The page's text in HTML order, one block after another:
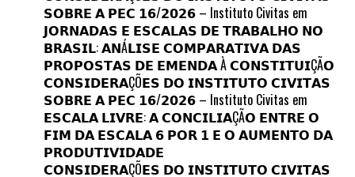
𝗦𝗢𝗕𝗥𝗘 𝗔 𝗣𝗘𝗖 𝟭𝟲/𝟮𝟬𝟮𝟲 – Instituto Civitas em
𝗝𝗢𝗥𝗡𝗔𝗗𝗔𝗦 𝗘 𝗘𝗦𝗖𝗔𝗟𝗔𝗦 𝗗𝗘 𝗧𝗥𝗔𝗕𝗔𝗟𝗛𝗢 𝗡𝗢
𝗕𝗥𝗔𝗦𝗜𝗟: 𝗔𝗡Á𝗟𝗜𝗦𝗘 𝗖𝗢𝗠𝗣𝗔𝗥𝗔𝗧𝗜𝗩𝗔 𝗗𝗔𝗦
𝗣𝗥𝗢𝗣𝗢𝗦𝗧𝗔𝗦 𝗗𝗘 𝗘𝗠𝗘𝗡𝗗𝗔 À 𝗖𝗢𝗡𝗦𝗧𝗜𝗧𝗨𝗜ÇÃ𝗢
𝗖𝗢𝗡𝗦𝗜𝗗𝗘𝗥𝗔ÇÕ𝗘𝗦 𝗗𝗢 𝗜𝗡𝗦𝗧𝗜𝗧𝗨𝗧𝗢 𝗖𝗜𝗩𝗜𝗧𝗔𝗦
𝗦𝗢𝗕𝗥𝗘 𝗔 𝗣𝗘𝗖 𝟭𝟲/𝟮𝟬𝟮𝟲 – Instituto Civitas em
𝗘𝗦𝗖𝗔𝗟𝗔 𝗟𝗜𝗩𝗥𝗘: 𝗔 𝗖𝗢𝗡𝗖𝗜𝗟𝗜𝗔ÇÃ𝗢 𝗘𝗡𝗧𝗥𝗘 𝗢
𝗙𝗜𝗠 𝗗𝗔 𝗘𝗦𝗖𝗔𝗟𝗔 𝟲 𝗣𝗢𝗥 𝟭 𝗘 𝗢 𝗔𝗨𝗠𝗘𝗡𝗧𝗢 𝗗𝗔
𝗣𝗥𝗢𝗗𝗨𝗧𝗜𝗩𝗜𝗗𝗔𝗗𝗘
𝗖𝗢𝗡𝗦𝗜𝗗𝗘𝗥𝗔ÇÕ𝗘𝗦 𝗗𝗢 𝗜𝗡𝗦𝗧𝗜𝗧𝗨𝗧𝗢 𝗖𝗜𝗩𝗜𝗧𝗔𝗦